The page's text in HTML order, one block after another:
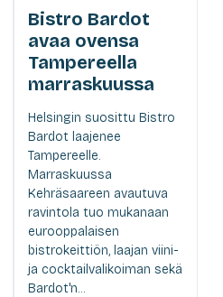
Bistro Bardot
avaa ovensa
Tampereella
marraskuussa
Helsingin suosittu Bistro
Bardot laajenee
Tampereelle.
Marraskuussa
Kehräsaareen avautuva
ravintola tuo mukanaan
eurooppalaisen
bistrokeittiön, laajan viini-
ja cocktailvalikoiman sekä
Bardot'n...